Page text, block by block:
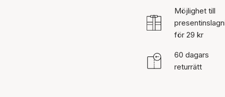
Möjlighet till
för 29 kr
60 dagars
returrätt